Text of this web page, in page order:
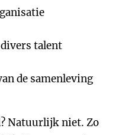
talent
de samenleving
Natuurlijk niet. Zo